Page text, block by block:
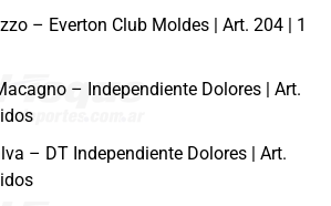
– Everton Club Moldes | Art. 204 | 1
– Independiente Dolores | Art.
– DT Independiente Dolores | Art.